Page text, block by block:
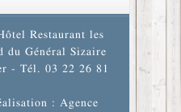
Restaurant les
du Général Sizaire
- Tél. 03 22 26 81
: Agence